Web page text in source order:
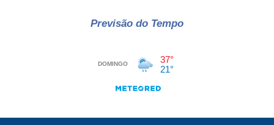
Previsão do Tempo